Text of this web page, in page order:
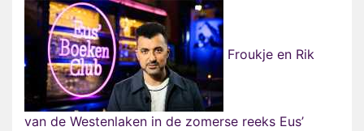
Froukje en Rik
van de Westenlaken in de zomerse reeks Eus’